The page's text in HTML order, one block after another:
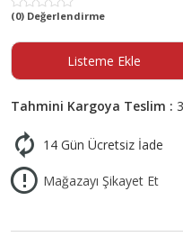
(0) Değerlendirme
Listeme Ekle
Tahmini Kargoya Teslim :
14 Gün Ücretsiz İade
Mağazayı Şikayet Et